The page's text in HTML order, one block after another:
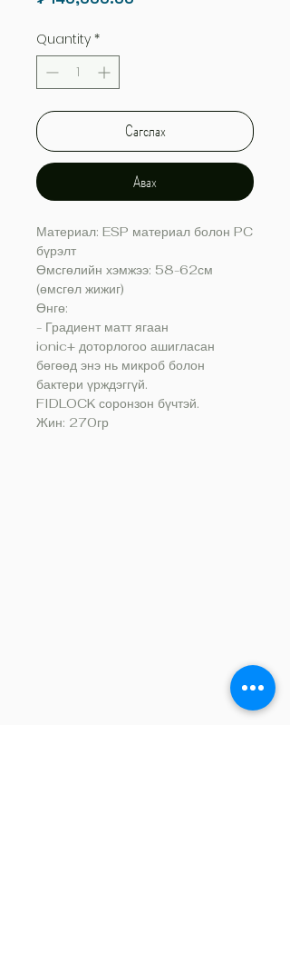
Quantity *
Сагслах
Авах
Материал: ESP материал болон PC
бүрэлт
Өмсгөлийн хэмжээ: 58-62см
(өмсгөл жижиг)
Өнгө:
- Градиент матт ягаан
ionic+ доторлогоо ашигласан
бөгөөд энэ нь микроб болон
бактери үрждэггүй.
FIDLOCK соронзон бүчтэй.
Жин: 270гр